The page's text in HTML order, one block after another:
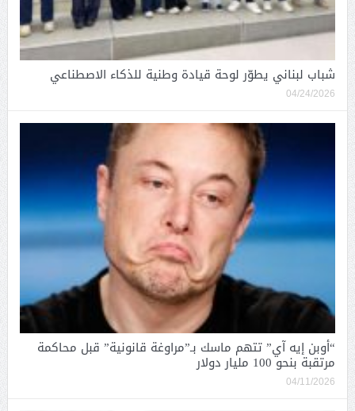
شباب لبناني يطوّر لوحة قيادة وطنية للذكاء الاصطناعي
04/24/2026
“أوبن إيه آي” تتهم ماسك بـ”مراوغة قانونية” قبل محاكمة
مرتقبة بنحو 100 مليار دولار
04/11/2026